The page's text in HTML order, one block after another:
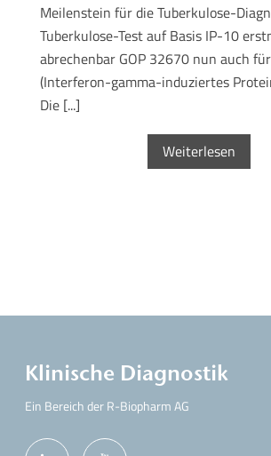
Meilenstein für die Tuberkulose-
Tuberkulose-Test auf Basis IP-10
abrechenbar GOP 32670 nun auch
(Interferon-gamma-induziertes
Die [...]
Weiterlesen
Klinische Diagnostik
Ein Bereich der R-Biopharm AG